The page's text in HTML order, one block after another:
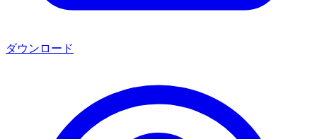
ダウンロード